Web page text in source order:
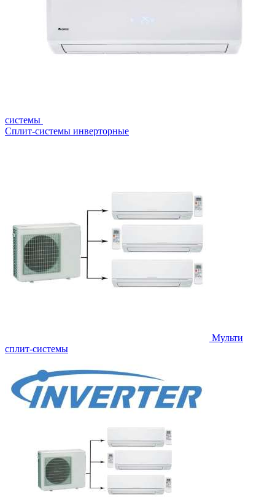
системы
Сплит-системы инверторные
Мульти
сплит-системы